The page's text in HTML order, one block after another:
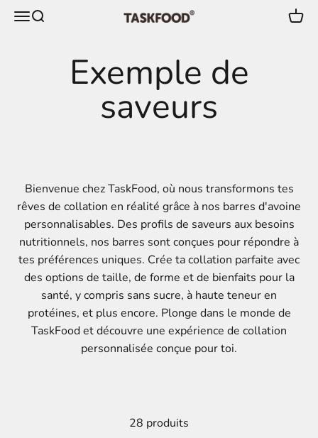
Passer au contenu
MenuRecherche TaskFood GmbH
Bienvenue chez TaskFood, où nous transformons tes
rêves de collation en réalité grâce à nos barres d'avoine
personnalisables. Des profils de saveurs aux besoins
nutritionnels, nos barres sont conçues pour répondre à
tes préférences uniques. Crée ta collation parfaite avec
des options de taille, de forme et de bienfaits pour la
santé, y compris sans sucre, à haute teneur en
protéines, et plus encore. Plonge dans le monde de
TaskFood et découvre une expérience de collation
personnalisée conçue pour toi.
28 produits